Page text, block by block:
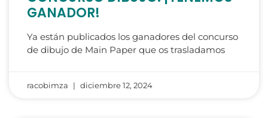
GANADOR!
Ya están publicados los ganadores del concurso
de dibujo de Main Paper que os trasladamos
racobimza diciembre 12, 2024